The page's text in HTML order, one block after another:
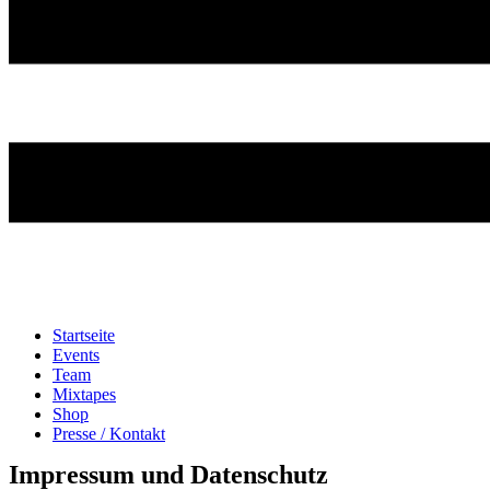
Startseite
Events
Team
Mixtapes
Shop
Presse / Kontakt
Impressum und Datenschutz